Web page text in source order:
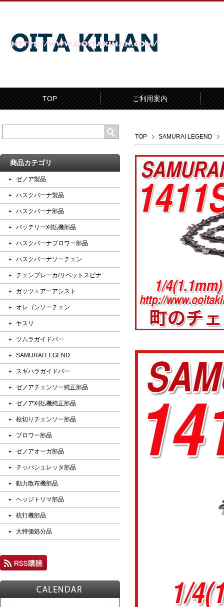
TOP ご利用案内
TOP SAMURAI LEGEND
商品カテゴリ
ゼノア製品
ハスクバーナ製品
ハスクバーナ部品
バッテリー刈払機部品
ハスクバーナブロワー部品
ハスクバーナソーチェン
チェンブレーカ/リベットスピナ
ガッツエアーアシスト
オレゴンソーチェン
ヤスリ
ツムラガイドバー
SAMURAI LEGEND
スギハラガイドバー
ゼノアチェンソー純正部品
ゼノア刈払機純正部品
根切りチェンソー部品
ブロワー部品
ゼノアオーガ部品
チッパシュレッタ部品
動力散布機部品
ヘッジトリマ部品
杭打機部品
大特価処分品